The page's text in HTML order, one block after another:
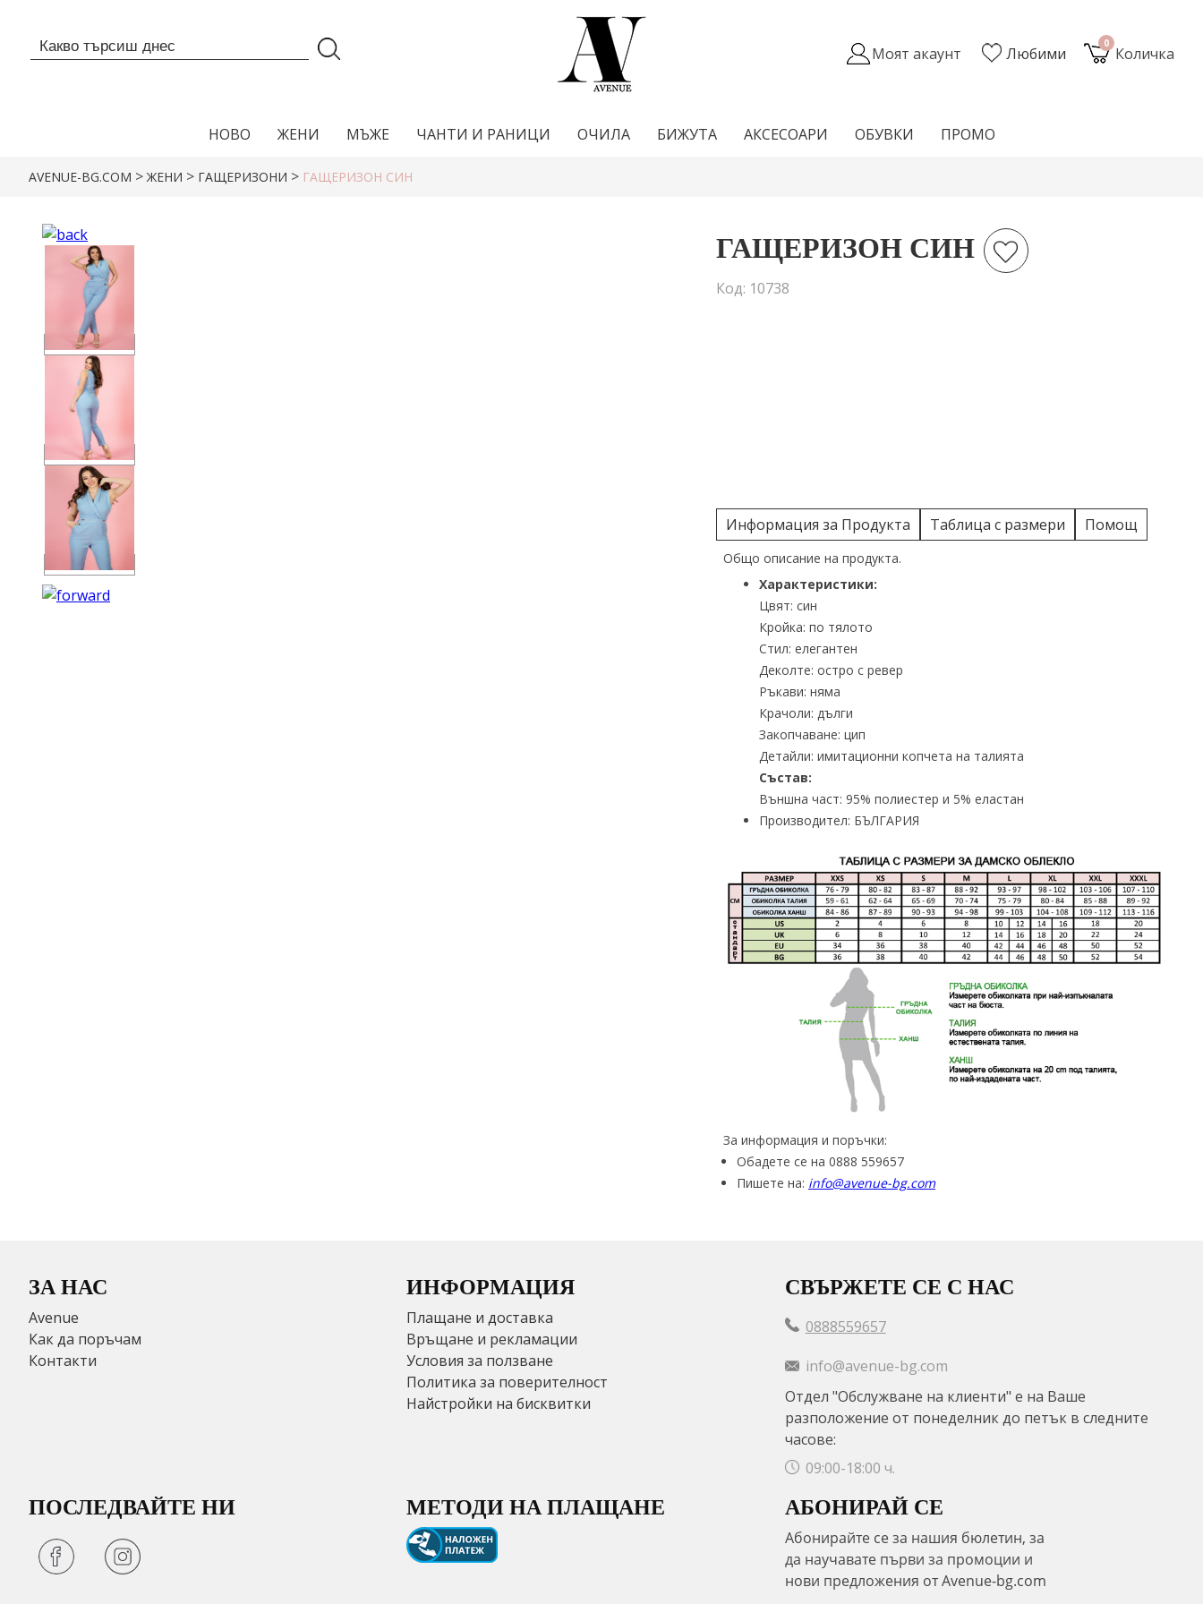
0
Количка
Любими
Моят акаунт
НОВО ЖЕНИ МЪЖЕ ЧАНТИ И РАНИЦИ ОЧИЛА БИЖУТА АКСЕСОАРИ ОБУВКИ ПРОМО
AVENUE-BG.COM >ЖЕНИ > ГАЩЕРИЗОНИ > ГАЩЕРИЗОН СИН
ГАЩЕРИЗОН СИН
Код: 10738
Информация за Продукта Таблица с размери Помощ
Общо описание на продукта.
Характеристики:
Цвят: син
Кройка: по тялото
Стил: елегантен
Деколте: остро с ревер
Ръкави: няма
Крачоли: дълги
Закопчаване: цип
Детайли: имитационни копчета на талията
Състав:
Външна част: 95% полиестер и 5% еластан
Производител: БЪЛГАРИЯ
За информация и поръчки:
Обадете се на 0888 559657
Пишете на: info@avenue-bg.com
ЗА НАС
Avenue
Как да поръчам
Контакти
ИНФОРМАЦИЯ
Плащане и доставка
Връщане и рекламации
Условия за ползване
Политика за поверителност
Найстройки на бисквитки
СВЪРЖЕТЕ СЕ С НАС
0888559657
info@avenue-bg.com
Отдел "Обслужване на клиенти" е на Ваше
разположение от понеделник до петък в следните
часове:
09:00-18:00 ч.
ПОСЛЕДВАЙТЕ НИ МЕТОДИ НА ПЛАЩАНЕ АБОНИРАЙ СЕ